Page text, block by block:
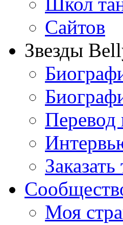
Сайтов
Звезды
Перевод
Моя